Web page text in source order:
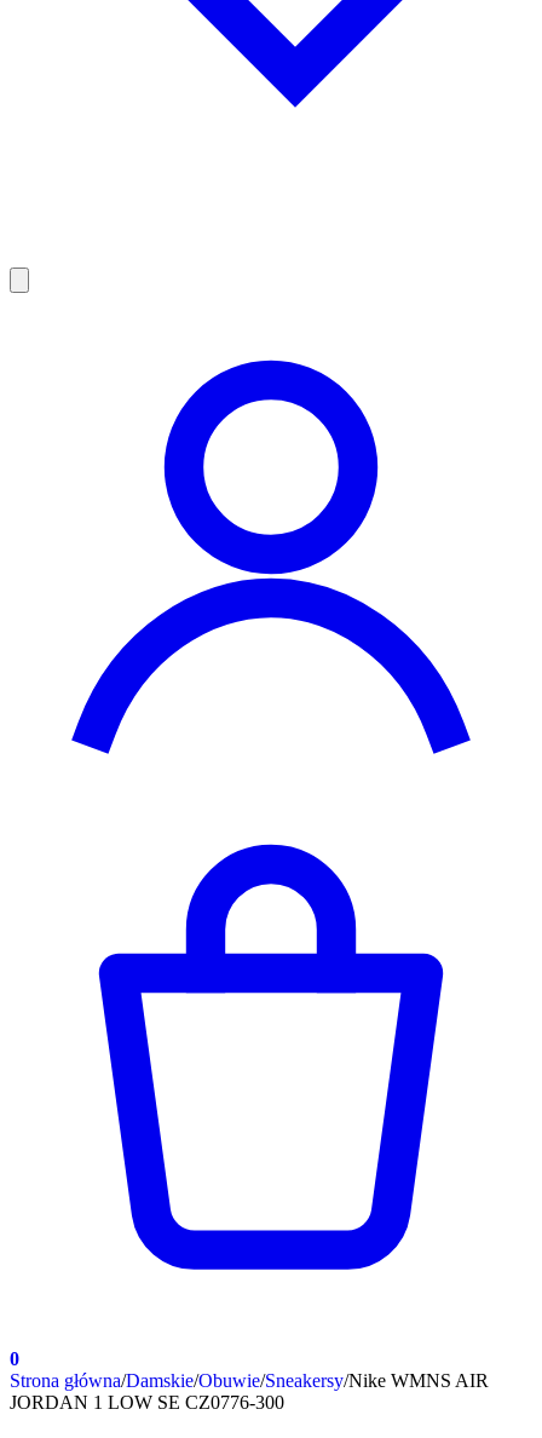
0
Strona główna/Damskie/Obuwie/Sneakersy/Nike WMNS AIR
JORDAN 1 LOW SE CZ0776-300